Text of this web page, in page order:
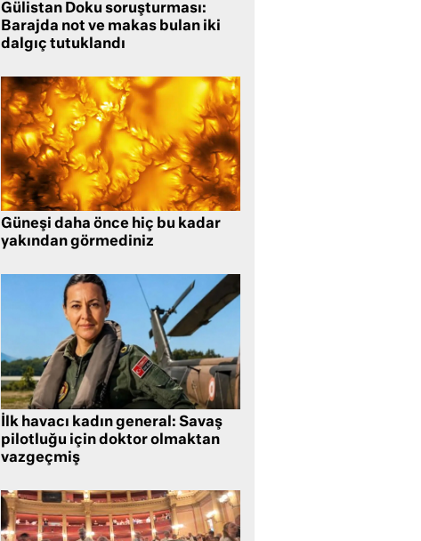
Gülistan Doku soruşturması:
Barajda not ve makas bulan iki
dalgıç tutuklandı
Güneşi daha önce hiç bu kadar
yakından görmediniz
İlk havacı kadın general: Savaş
pilotluğu için doktor olmaktan
vazgeçmiş